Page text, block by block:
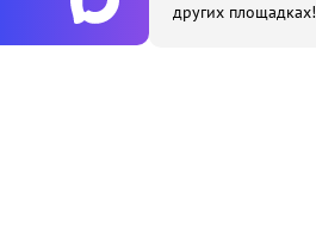
других площадках!